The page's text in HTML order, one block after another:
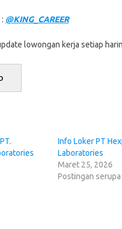
@KING_CAREER
lowongan kerja setiap
Info Loker PT
Laboratories
Maret 25, 2026
Postingan serupa